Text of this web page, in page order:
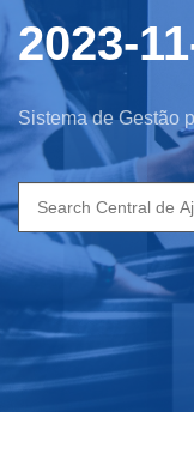
2023-
Sistema de Gestão
Search
for: